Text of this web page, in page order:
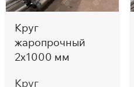
Круг
жаропрочный
2х1000 мм
Круг